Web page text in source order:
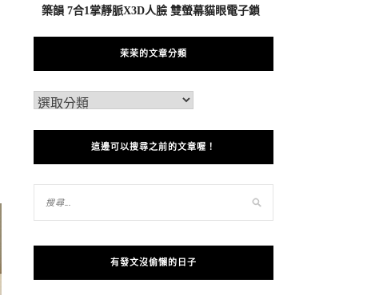
築韻 7合1掌靜脈X3D人臉 雙螢幕貓眼電子鎖
茉茉的文章分類
這邊可以搜尋之前的文章喔！
有發文沒偷懶的日子